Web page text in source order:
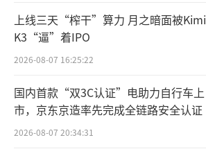
上线三天“榨干”算力 月之暗面被Kimi
K3“逼”着IPO
2026-08-07 16:25:22
国内首款“双3C认证”电助力自行车上
市，京东京造率先完成全链路安全认证
2026-08-07 20:34:31